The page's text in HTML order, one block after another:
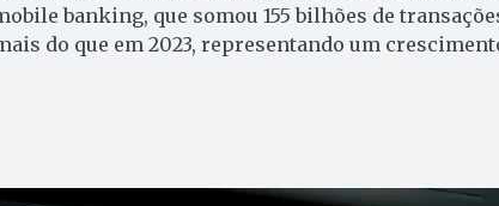
banking, que somou 155 bilhões de
do que em 2023, representando um